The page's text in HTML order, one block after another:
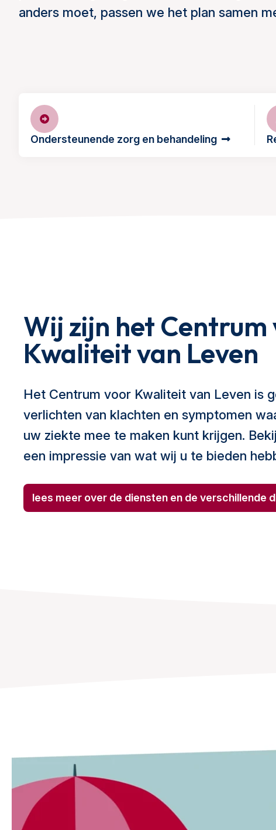
anders moet, passen we het plan samen
Ondersteunende zorg en behandeling
Wij zijn het Centrum
Kwaliteit van Leven
Het Centrum voor Kwaliteit van Leven is
verlichten van klachten en symptomen
uw ziekte mee te maken kunt krijgen.
een impressie van wat wij u te bieden
lees meer over de diensten en de verschillende